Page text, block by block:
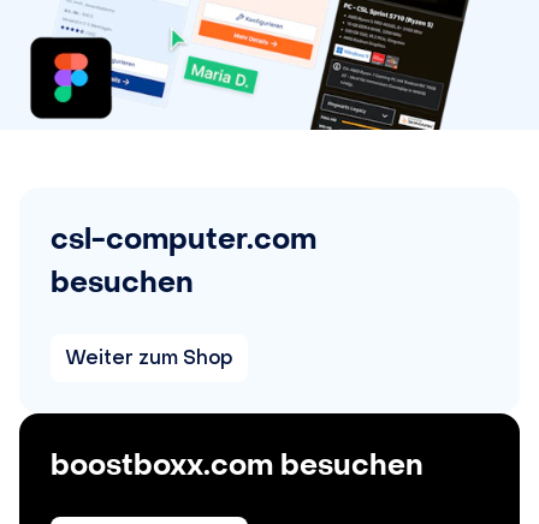
csl-computer.com
besuchen
Weiter zum Shop
boostboxx.com besuchen